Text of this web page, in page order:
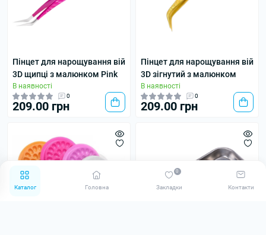
Каталог Головна Закладки
0
Контакти
Пінцет для нарощування вій
3D щипці з малюнком Pink
В наявності
0
209.00 грн
Пінцет для нарощування вій
3D зігнутий з малюнком
В наявності
0
209.00 грн